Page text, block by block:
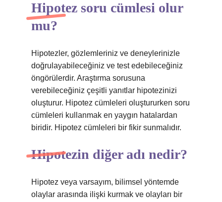
Hipotez soru cümlesi olur
mu?
Hipotezler, gözlemleriniz ve deneylerinizle
doğrulayabileceğiniz ve test edebileceğiniz
öngörülerdir. Araştırma sorusuna
verebileceğiniz çeşitli yanıtlar hipotezinizi
oluşturur. Hipotez cümleleri oluştururken soru
cümleleri kullanmak en yaygın hatalardan
biridir. Hipotez cümleleri bir fikir sunmalıdır.
Hipotezin diğer adı nedir?
Hipotez veya varsayım, bilimsel yöntemde
olaylar arasında ilişki kurmak ve olayları bir